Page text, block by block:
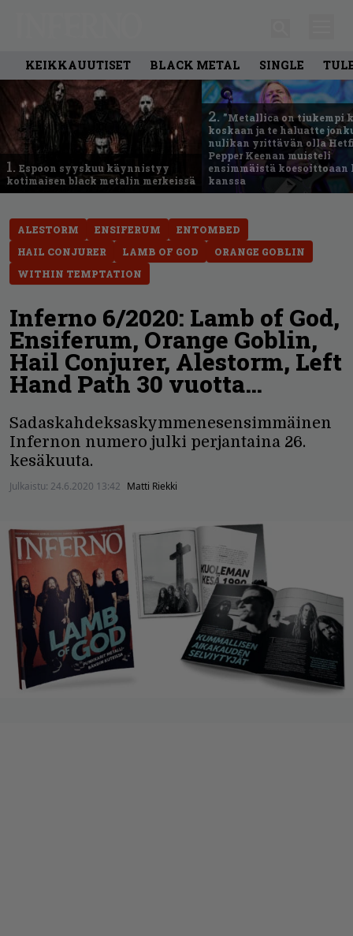
KEIKKAUUTISET BLACK METAL SINGLE
1. Espoon syyskuu käynnistyy
kotimaisen black metalin merkeissä
2. ”Metallica on tiukempi
koskaan ja te haluatte
nulikan yrittävän olla
Pepper Keenan muisteli
ensimmäistä
kanssa
ALESTORM ENSIFERUM
ENTOMBED
HAIL CONJURER
LAMB OF GOD
ORANGE GOBLIN
WITHIN TEMPTATION
Inferno 6/2020: Lamb of God,
Ensiferum, Orange Goblin,
Hail Conjurer, Alestorm, Left
Hand Path 30 vuotta…
Sadaskahdeksaskymmenesensimmäinen
Infernon numero julki perjantaina 26.
kesäkuuta.
Julkaistu: 24.6.2020 13:42 Matti Riekki